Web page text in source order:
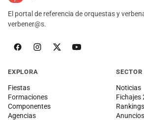
El portal de referencia de orquestas y
verbener@s.
EXPLORA
Fiestas
Formaciones
Componentes
Agencias
SECTOR
Noticias
Fichajes
Rankings
Anuncios